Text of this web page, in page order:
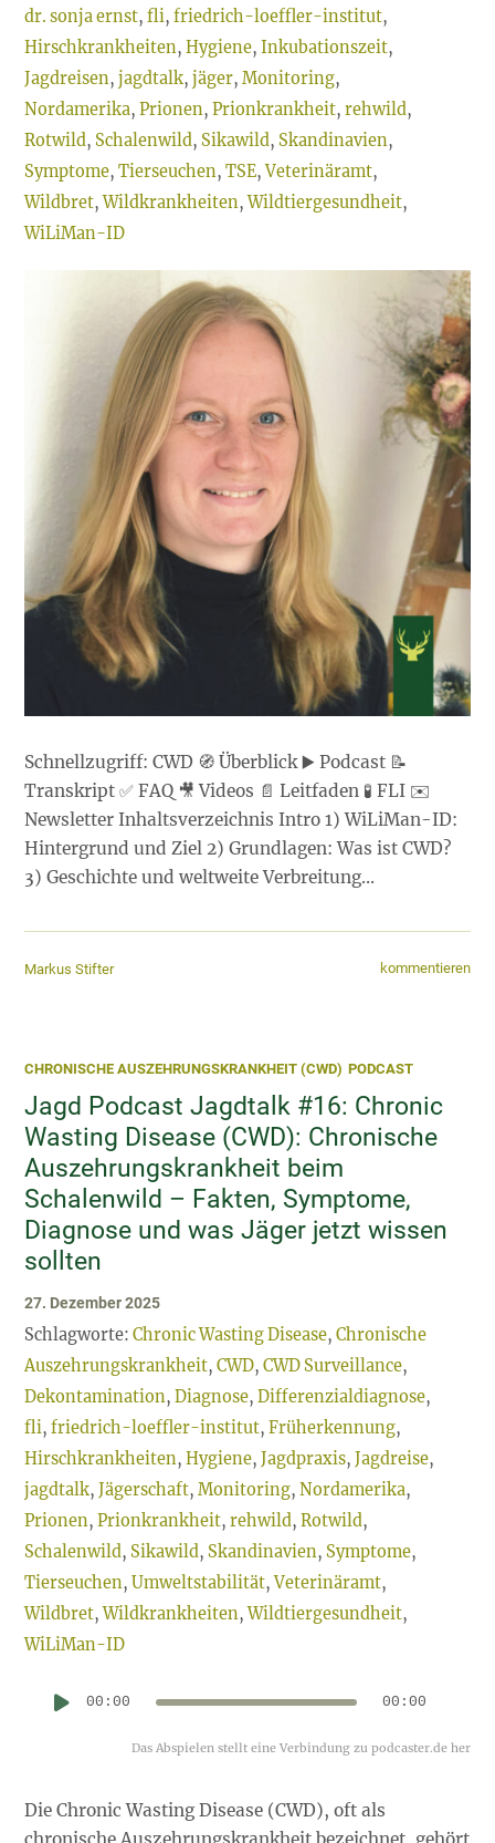
dr. sonja ernst,fli,friedrich-loeffler-institut,
Hirschkrankheiten,Hygiene,Inkubationszeit,
Jagdreisen,jagdtalk,jäger,Monitoring,
Nordamerika,Prionen,Prionkrankheit,rehwild,
Rotwild, Schalenwild, Sikawild, Skandinavien,
Symptome,Tierseuchen,TSE,Veterinäramt,
Wildbret,Wildkrankheiten,Wildtiergesundheit,
WiLiMan-ID
Schnellzugriff: CWD 🧭 Überblick ▶️ Podcast 📝
Transkript ✅ FAQ 🎥 Videos 📄 Leitfaden 🧪 FLI ✉️
Newsletter Inhaltsverzeichnis Intro 1) WiLiMan-ID:
Hintergrund und Ziel 2) Grundlagen: Was ist CWD?
3) Geschichte und weltweite Verbreitung…
kommentieren
Markus Stifter
CHRONISCHE AUSZEHRUNGSKRANKHEIT (CWD) PODCAST
Jagd Podcast Jagdtalk #16: Chronic
Wasting Disease (CWD): Chronische
Auszehrungskrankheit beim
Schalenwild – Fakten, Symptome,
Diagnose und was Jäger jetzt wissen
sollten
27. Dezember 2025
Schlagworte:Chronic Wasting Disease,Chronische
Auszehrungskrankheit,CWD,CWD Surveillance,
Dekontamination,Diagnose,Differenzialdiagnose,
fli,friedrich-loeffler-institut,Früherkennung,
Hirschkrankheiten,Hygiene,Jagdpraxis,Jagdreise,
jagdtalk,Jägerschaft,Monitoring,Nordamerika,
Prionen,Prionkrankheit,rehwild,Rotwild,
Schalenwild, Sikawild, Skandinavien, Symptome,
Tierseuchen,Umweltstabilität,Veterinäramt,
Wildbret,Wildkrankheiten,Wildtiergesundheit,
WiLiMan-ID
00:00 00:00
Die Chronic Wasting Disease (CWD), oft als